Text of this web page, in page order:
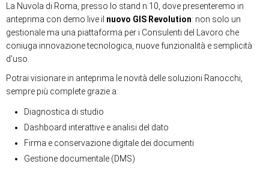
La Nuvola di Roma, presso lo stand n.10, dove presenteremo in
anteprima con demo live il nuovo GIS Revolution: non solo un
gestionale ma una piattaforma per i Consulenti del Lavoro che
coniuga innovazione tecnologica, nuove funzionalità e semplicità
d'uso.
Potrai visionare in anteprima le novità delle soluzioni Ranocchi,
sempre più complete grazie a:
Diagnostica di studio
Dashboard interattive e analisi del dato
Firma e conservazione digitale dei documenti
Gestione documentale (DMS)